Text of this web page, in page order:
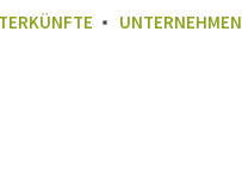
UNTERNEHMEN